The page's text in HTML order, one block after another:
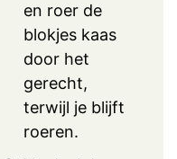
en roer de
blokjes kaas
door het
gerecht,
terwijl je blijft
roeren.